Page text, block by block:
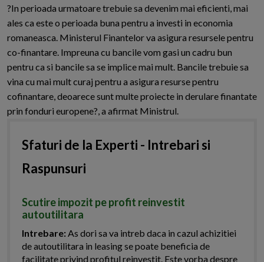
?In perioada urmatoare trebuie sa devenim mai eficienti, mai
ales ca este o perioada buna pentru a investi in economia
romaneasca. Ministerul Finantelor va asigura resursele pentru
co-finantare. Impreuna cu bancile vom gasi un cadru bun
pentru ca si bancile sa se implice mai mult. Bancile trebuie sa
vina cu mai mult curaj pentru a asigura resurse pentru
cofinantare, deoarece sunt multe proiecte in derulare finantate
prin fonduri europene?, a afirmat Ministrul.
Sfaturi de la Experti - Intrebari si
Raspunsuri
Scutire impozit pe profit reinvestit
autoutilitara
Intrebare:As dori sa va intreb daca in cazul achizitiei
de autoutilitara in leasing se poate beneficia de
facilitate privind profitul reinvestit. Este vorba despre